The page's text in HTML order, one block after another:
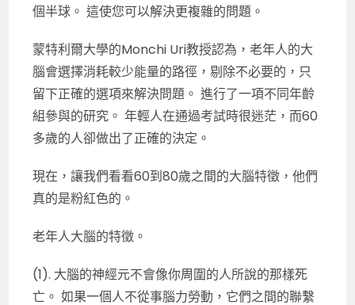
個半球。 這使您可以解決更複雜的問題。
蒙特利爾大學的Monchi Uri教授認為，老年人的大
腦會選擇消耗較少能量的路徑，剔除不必要的，只
留下正確的選項來解決問題。 進行了一項不同年齡
組參與的研究。 年輕人在通過考試時很迷茫，而60
多歲的人卻做出了正確的決定。
現在，讓我們看看60到80歲之間的大腦特徵，他們
真的是粉紅色的。
老年人大腦的特徵。
(1). 大腦的神經元不會像你周圍的人所說的那樣死
亡。 如果一個人不從事腦力勞動，它們之間的聯繫